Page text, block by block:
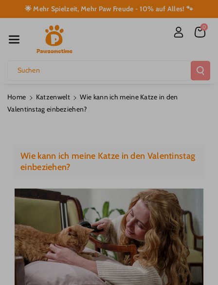
Nhalt
🌟 Mehr Spielzeit, Mehr Paw Freude - 10% auf Alles! 🐾
Suchen
0
Home Katzenwelt
Wie kann ich meine Katze in den
Valentinstag einbeziehen?
Wie kann ich meine Katze in den Valentinstag
einbeziehen?